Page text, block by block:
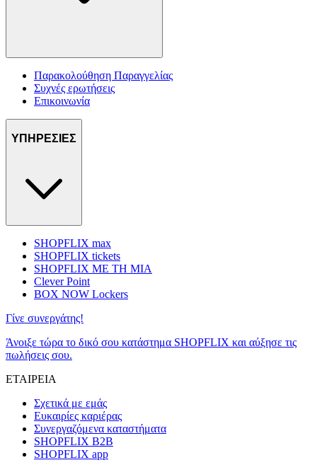
Παρακολούθηση Παραγγελίας
Συχνές ερωτήσεις
Επικοινωνία
ΥΠΗΡΕΣΙΕΣ
SHOPFLIX max
SHOPFLIX tickets
SHOPFLIX ΜΕ ΤΗ ΜΙΑ
Clever Point
BOX NOW Lockers
Γίνε συνεργάτης!
Άνοιξε τώρα το δικό σου κατάστημα SHOPFLIX και αύξησε τις
πωλήσεις σου.
ΕΤΑΙΡΕΙΑ
Σχετικά με εμάς
Ευκαιρίες καριέρας
Συνεργαζόμενα καταστήματα
SHOPFLIX B2B
SHOPFLIX app